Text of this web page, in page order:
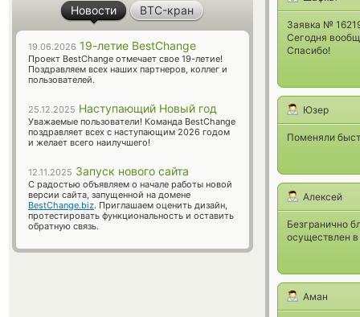
Заявка №
Сегодня
Спасибо!
Юзер
Поменяли
Алексей
Безгранично
осуществлен в
Аман
Новости BTC-кран
19.06.2026 19-летие BestChange
Проект BestChange отмечает свое 19-летие!
Поздравляем всех наших партнеров, коллег и
пользователей.
25.12.2025 Наступающий Новый год
Уважаемые пользователи! Команда BestChange
поздравляет всех с наступающим 2026 годом
и желает всего наилучшего!
12.11.2025 Запуск нового сайта
С радостью объявляем о начале работы новой
версии сайта, запущенной на домене
BestChange.biz. Приглашаем оценить дизайн,
протестировать функциональность и оставить
обратную связь.